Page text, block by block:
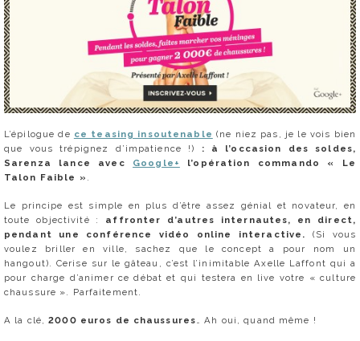
L’épilogue de ce teasing insoutenable (ne niez pas, je le vois bien
que vous trépignez d’impatience !)
: à l’occasion des soldes,
Sarenza lance avec Google+
l’opération commando « Le
Talon Faible » .
Le principe est simple en plus d’être assez génial et novateur, en
toute objectivité : affronter d’autres internautes, en direct,
pendant une conférence vidéo online interactive. (Si vous
voulez briller en ville, sachez que le concept a pour nom un
hangout). Cerise sur le gâteau, c’est l’inimitable Axelle Laffont qui a
pour charge d’animer ce débat et qui testera en live votre « culture
chaussure ». Parfaitement.
A la clé,2000 euros de chaussures… Ah oui, quand même !